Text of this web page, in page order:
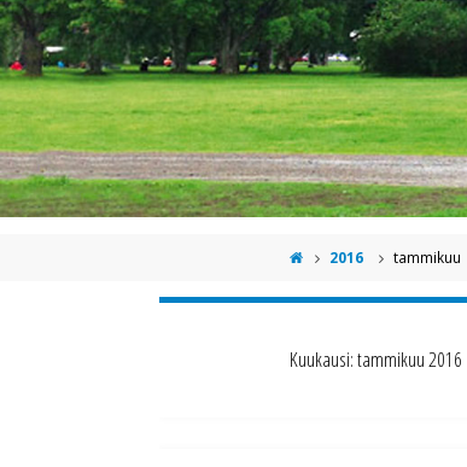
2016 tammikuu
Kuukausi:tammikuu 2016